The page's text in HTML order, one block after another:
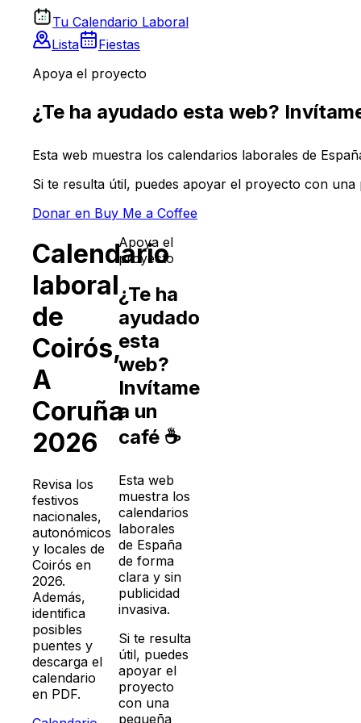
Tu Calendario Laboral
Lista
Fiestas
Apoya el proyecto
¿Te ha ayudado esta web?
Esta web muestra los calendarios laborales de
Si te resulta útil, puedes apoyar el proyecto con una
Donar en Buy Me a Coffee
Calendario
laboral
de
Coirós,
A
Coruña
2026
Revisa los
festivos
nacionales,
autonómicos
y locales de
Coirós en
2026.
Además,
identifica
posibles
puentes y
descarga el
calendario
en PDF.
Apoya el
proyecto
¿Te ha
ayudado
esta
web?
Invítame
a un
café ☕
Esta web
muestra los
calendarios
laborales
de España
de forma
clara y sin
publicidad
invasiva.
Si te resulta
útil, puedes
apoyar el
proyecto
con una
pequeña